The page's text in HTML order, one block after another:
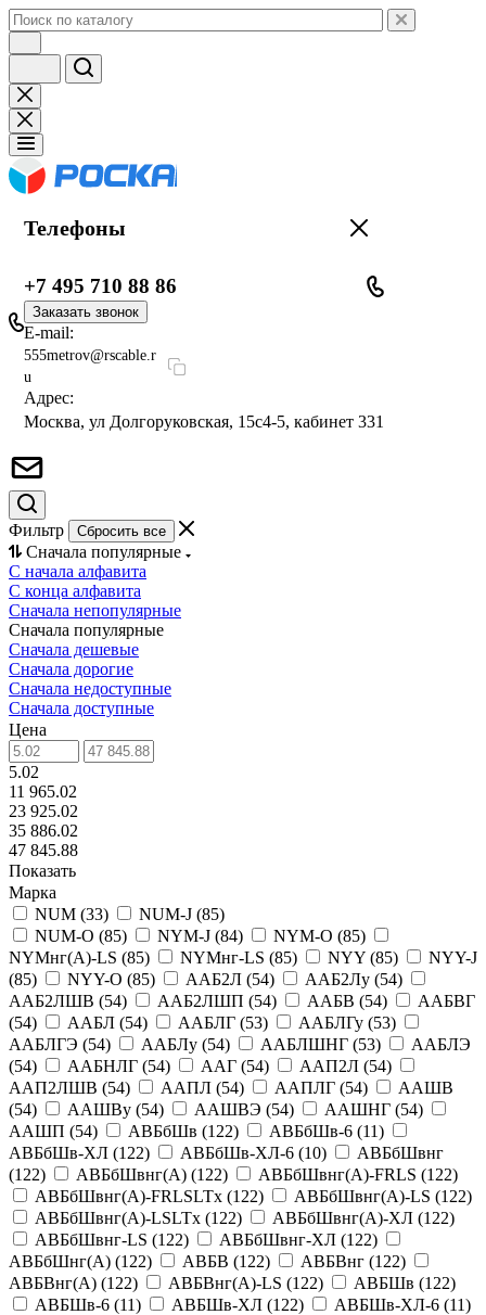
Телефоны
+7 495 710 88 86
Заказать звонок
E-mail:
555metrov@rscable.r
u
Адрес:
Москва, ул Долгоруковская, 15с4-5, кабинет 331
Фильтр Сбросить все
Сначала популярные
С начала алфавита
С конца алфавита
Сначала непопулярные
Сначала популярные
Сначала дешевые
Сначала дорогие
Сначала недоступные
Сначала доступные
Цена
5.02
11 965.02
23 925.02
35 886.02
47 845.88
Показать
Марка
NUM (33) NUM-J (85)
NUM-O (85) NYM-J (84) NYM-O (85)
NYMнг(А)-LS (85) NYMнг-LS (85) NYY (85)
NYY-J
(85) NYY-O (85) ААБ2Л (54) ААБ2Лу (54)
ААБ2ЛШВ (54) ААБ2ЛШП (54) ААБВ (54)
ААБВГ
(54) ААБЛ (54) ААБЛГ (53) ААБЛГу (53)
ААБЛГЭ (54) ААБЛу (54) ААБЛШНГ (53)
ААБЛЭ
(54) ААБНЛГ (54) ААГ (54) ААП2Л (54)
ААП2ЛШВ (54) ААПЛ (54) ААПЛГ (54)
ААШВ
(54) ААШВу (54) ААШВЭ (54) ААШНГ (54)
ААШП (54) АВБбШв (122) АВБбШв-6 (11)
АВБбШв-ХЛ (122) АВБбШв-ХЛ-6 (10)
АВБбШвнг
(122) АВБбШвнг(А) (122) АВБбШвнг(А)-FRLS (122)
АВБбШвнг(А)-FRLSLTx (122) АВБбШвнг(А)-LS (122)
АВБбШвнг(А)-LSLTx (122) АВБбШвнг(А)-ХЛ (122)
АВБбШвнг-LS (122) АВБбШвнг-ХЛ (122)
АВБбШнг(А) (122) АВБВ (122) АВБВнг (122)
АВБВнг(А) (122) АВБВнг(А)-LS (122) АВБШв (122)
АВБШв-6 (11) АВБШв-ХЛ (122) АВБШв-ХЛ-6 (11)